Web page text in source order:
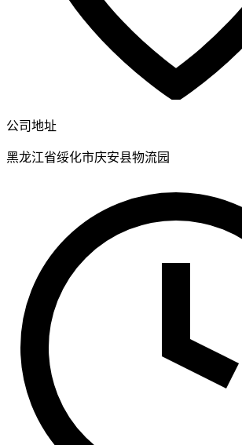
公司地址
黑龙江省绥化市庆安县物流园